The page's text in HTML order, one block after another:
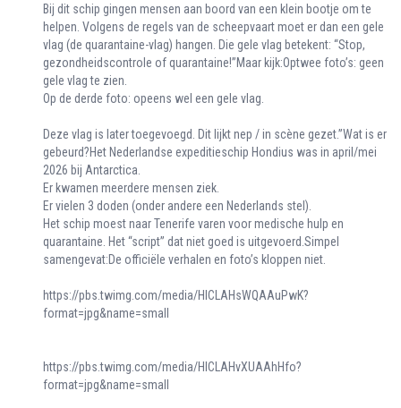
Bij dit schip gingen mensen aan boord van een klein bootje om te
helpen. Volgens de regels van de scheepvaart moet er dan een gele
vlag (de quarantaine-vlag) hangen. Die gele vlag betekent: “Stop,
gezondheidscontrole of quarantaine!”Maar kijk:Optwee foto’s: geen
gele vlag te zien.
Op de derde foto: opeens wel een gele vlag.
Deze vlag is later toegevoegd. Dit lijkt nep / in scène gezet.”Wat is er
gebeurd?Het Nederlandse expeditieschip Hondius was in april/mei
2026 bij Antarctica.
Er kwamen meerdere mensen ziek.
Er vielen 3 doden (onder andere een Nederlands stel).
Het schip moest naar Tenerife varen voor medische hulp en
quarantaine. Het “script” dat niet goed is uitgevoerd.Simpel
samengevat:De officiële verhalen en foto’s kloppen niet.
https://pbs.twimg.com/media/HICLAHsWQAAuPwK?
format=jpg&name=small
https://pbs.twimg.com/media/HICLAHvXUAAhHfo?
format=jpg&name=small